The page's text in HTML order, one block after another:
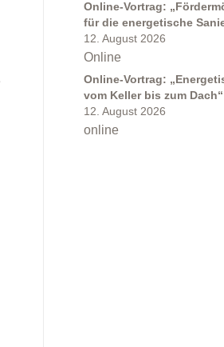
Online-Vortrag:
für die energetische
12. August 2026
Online
Online-Vortrag:
vom Keller bis zum Dach“
12. August 2026
online